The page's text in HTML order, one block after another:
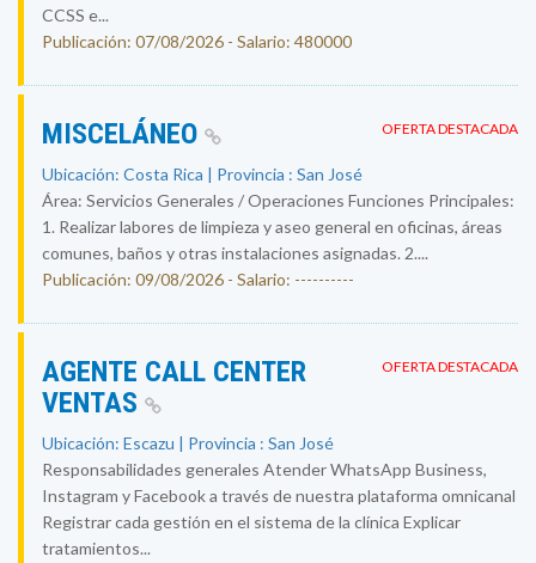
CCSS e...
Publicación: 07/08/2026 - Salario: 480000
OFERTA DESTACADA
MISCELÁNEO
Ubicación: Costa Rica | Provincia : San José
Área: Servicios Generales / Operaciones Funciones Principales:
1. Realizar labores de limpieza y aseo general en oficinas, áreas
comunes, baños y otras instalaciones asignadas. 2....
Publicación: 09/08/2026 - Salario: ----------
OFERTA DESTACADA
AGENTE CALL CENTER
VENTAS
Ubicación: Escazu | Provincia : San José
Responsabilidades generales Atender WhatsApp Business,
Instagram y Facebook a través de nuestra plataforma omnicanal
Registrar cada gestión en el sistema de la clínica Explicar
tratamientos...